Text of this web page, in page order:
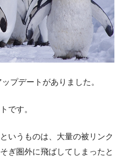
プデートがありました。
です。
いうものは、大量の被リンク
ぎ圏外に飛ばしてしまったと